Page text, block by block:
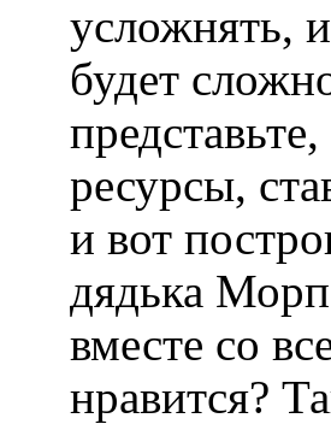
усложнять, и
будет
ресурсы,
и вот
дядька
вместе со
нравится?